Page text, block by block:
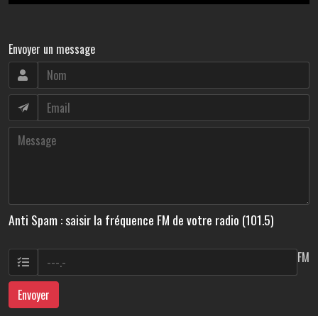
Envoyer un message
Anti Spam : saisir la fréquence FM de votre radio (101.5)
FM
Envoyer